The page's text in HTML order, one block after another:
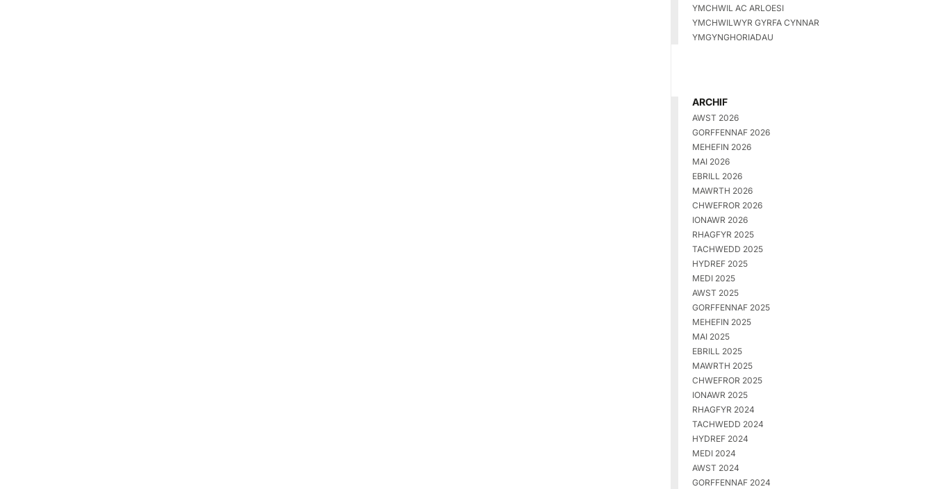
YMCHWIL AC ARLOESI
YMCHWILWYR GYRFA CYNNAR
YMGYNGHORIADAU
ARCHIF
AWST 2026
GORFFENNAF 2026
MEHEFIN 2026
MAI 2026
EBRILL 2026
MAWRTH 2026
CHWEFROR 2026
IONAWR 2026
RHAGFYR 2025
TACHWEDD 2025
HYDREF 2025
MEDI 2025
AWST 2025
GORFFENNAF 2025
MEHEFIN 2025
MAI 2025
EBRILL 2025
MAWRTH 2025
CHWEFROR 2025
IONAWR 2025
RHAGFYR 2024
TACHWEDD 2024
HYDREF 2024
MEDI 2024
AWST 2024
GORFFENNAF 2024